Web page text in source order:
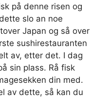
på denne risen og
slo an noe
Japan og så over
sushirestauranten
av, etter det. I dag
sin plass. Rå fisk
din med.
av dette, så kan du